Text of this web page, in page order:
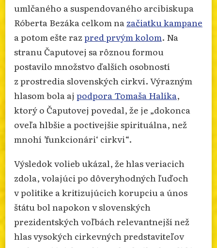
umlčaného a suspendovaného arcibiskupa
Róberta Bezáka celkom na začiatku kampane
a potom ešte razpred prvým kolom. Na
stranu Čaputovej sa rôznou formou
postavilo množstvo ďalších osobností
z prostredia slovenských cirkví. Výrazným
hlasom bola aj podpora Tomaša Halíka,
ktorý o Čaputovej povedal, že je „dokonca
oveľa hlbšie a poctivejšie spirituálna, než
mnohí ’funkcionári‘ cirkvi“.
Výsledok volieb ukázal, že hlas veriacich
zdola, volajúci po dôveryhodných ľuďoch
v politike a kritizujúcich korupciu a únos
štátu bol napokon v slovenských
prezidentských voľbách relevantnejší než
hlas vysokých cirkevných predstaviteľov